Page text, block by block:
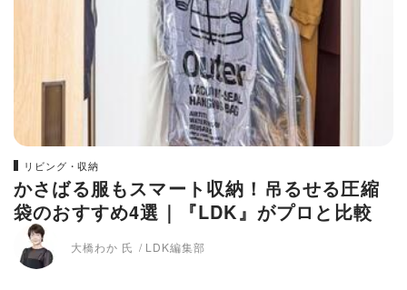
リビング・収納
かさばる服もスマート収納！吊るせる圧縮
袋のおすすめ4選｜『LDK』がプロと比較
大橋わか 氏 LDK編集部